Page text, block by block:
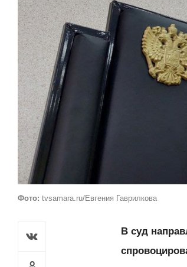
Фото: tvsamara.ru/Евгения Гаврилкова
В суд